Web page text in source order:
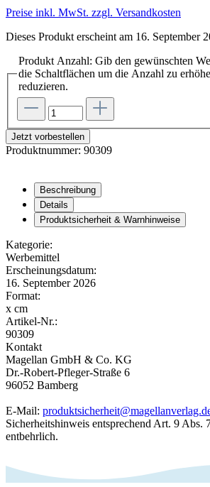
Preise inkl. MwSt. zzgl. Versandkosten
Dieses Produkt erscheint am 16. September
Produkt Anzahl: Gib den gewünschten
die Schaltflächen um die Anzahl zu
reduzieren.
Jetzt vorbestellen
Produktnummer: 90309
Beschreibung
Details
Produktsicherheit & Warnhinweise
Kategorie:
Werbemittel
Erscheinungsdatum:
16. September 2026
Format:
x cm
Artikel-Nr.:
90309
Kontakt
Magellan GmbH & Co. KG
Dr.-Robert-Pfleger-Straße 6
96052 Bamberg
E-Mail:
Sicherheitshinweis entsprechend Art. 9 Abs.
entbehrlich.